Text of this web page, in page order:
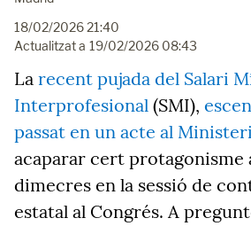
18/02/2026 21:40
Actualitzat a 19/02/2026 08:43
La recent pujada del Salari
Interprofesional (SMI),
passat en un acte al
acaparar cert protagonisme
dimecres en la sessió de
estatal al Congrés. A